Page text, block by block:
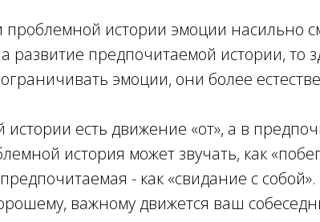
проблемной истории эмоции насильно
развитие предпочитаемой истории, то
эмоции, они более
есть движение «от», а в
история может звучать, как
- как «свидание с
важному движется ваш